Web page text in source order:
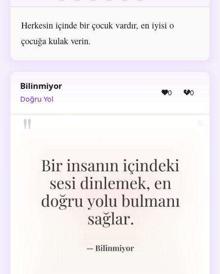
Herkesin içinde bir çocuk vardır, en iyisi o
çocuğa kulak verin.
Bilinmiyor
Doğru Yol
0 0